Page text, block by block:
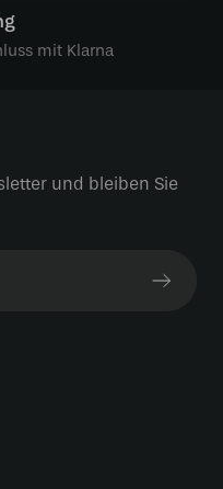
mit Klarna
und bleiben Sie